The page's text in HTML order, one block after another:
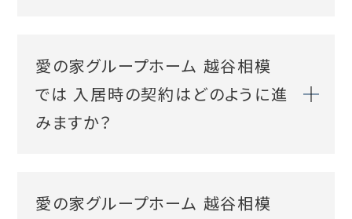
愛の家グループホーム 越谷相模
では 入居時の契約はどのように進
みますか？
愛の家グループホーム 越谷相模